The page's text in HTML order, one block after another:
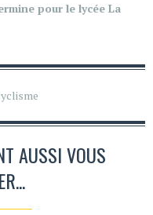
pour le lycée La
AUSSI VOUS